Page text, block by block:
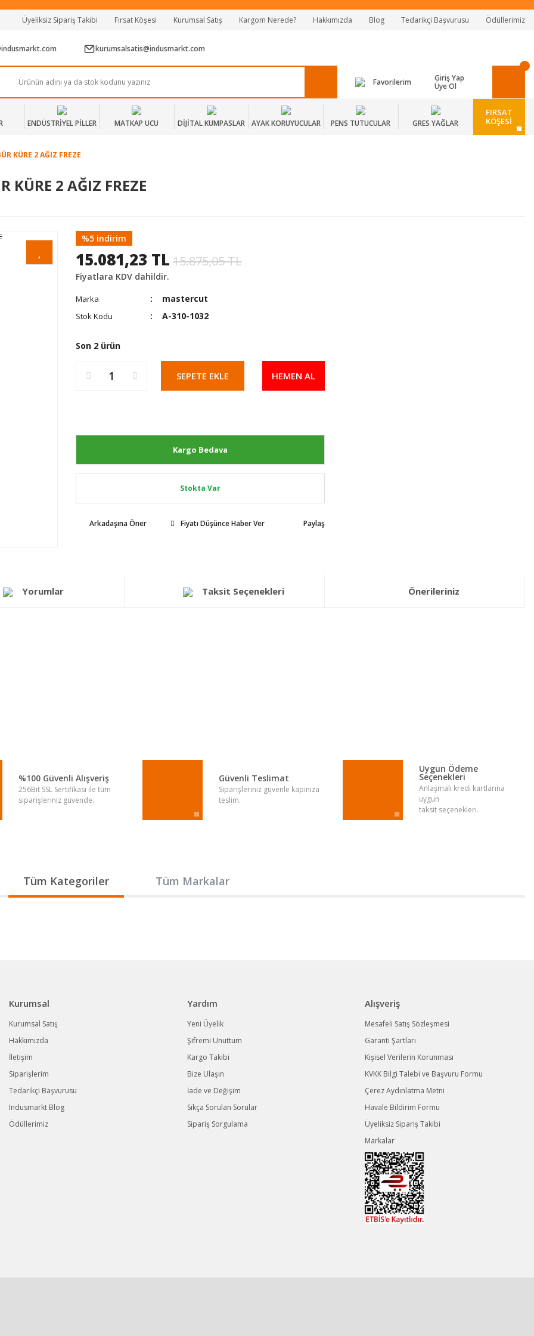
Tüm Alışverişlerde Vade Farksız 2 Taksit!
Mağazadan Teslim & Kolay İade
Üyeliksiz Sipariş Takibi Fırsat Köşesi Kurumsal Satış Kargom Nerede? Hakkımızda Blog Tedarikçi Başvurusu Ödüllerimiz
kurumsalsatis@indusmarkt.com
Favorilerim
Giriş Yap
Üye Ol
ENDÜSTRİYEL PİLLER MATKAP UCU DİJİTAL KUMPASLAR AYAK KORUYUCULAR PENS TUTUCULAR GRES YAĞLAR
FIRSAT
KÖŞESİ
KÜRE 2 AĞIZ FREZE
2 AĞIZ FREZE
%5 indirim
15.081,23 TL 15.875,05 TL
Fiyatlara KDV dahildir.
Marka mastercut
Stok Kodu A-310-1032
Son 2 ürün
SEPETE EKLE HEMEN AL
Kargo Bedava
Stokta Var
Arkadaşına Öner Fiyatı Düşünce Haber Ver Paylaş
Yorumlar Taksit Seçenekleri Önerileriniz
%100 Güvenli Alışveriş
256Bit SSL Sertifikası ile tüm
siparişleriniz güvende.
Güvenli Teslimat
Siparişleriniz güvenle kapınıza
teslim.
Uygun Ödeme
Seçenekleri
Anlaşmalı kredi kartlarına
uygun
taksit seçenekleri.
Tüm Kategoriler Tüm Markalar
Kurumsal
Kurumsal Satış
Hakkımızda
İletişim
Siparişlerim
Tedarikçi Başvurusu
Indusmarkt Blog
Ödüllerimiz
Yardım
Yeni Üyelik
Şifremi Unuttum
Kargo Takibi
Bize Ulaşın
İade ve Değişim
Sıkça Sorulan Sorular
Sipariş Sorgulama
Alışveriş
Mesafeli Satış Sözleşmesi
Garanti Şartları
Kişisel Verilerin Korunması
KVKK Bilgi Talebi ve Başvuru Formu
Çerez Aydınlatma Metni
Havale Bildirim Formu
Üyeliksiz Sipariş Takibi
Markalar